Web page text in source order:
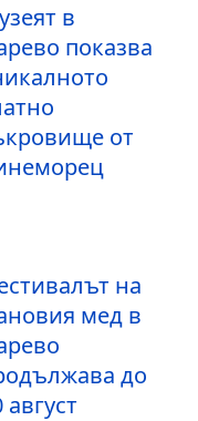
в
показва
от
на
мед в
до
август